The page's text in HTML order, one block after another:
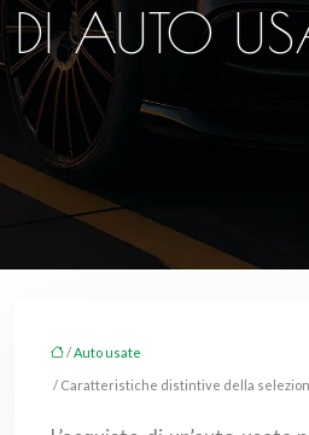
DI AUTO
/Auto usate
/ Caratteristiche distintive della